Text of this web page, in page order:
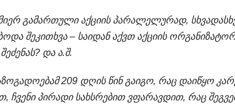
გამართული აქციის პარალელურად,
შეკითხვა– საიდან აქვთ აქციის
შეძენას? და ა.შ.
209 დღის წინ გაიგო, რაც დაიწყო
ჩვენი პირადი სახსრებით ვფარავდით, რაც